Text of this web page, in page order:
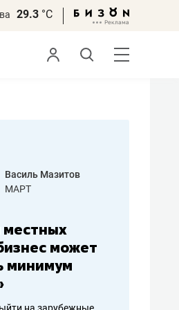
29.3 °С
Василь Мазитов
МАРТ
местных
может
минимум